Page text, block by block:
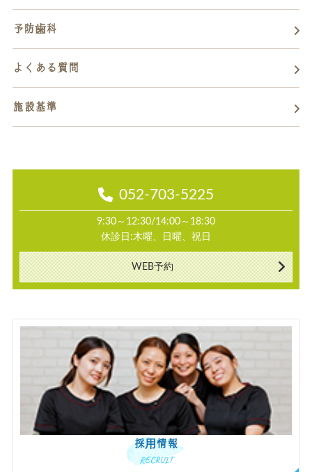
予防歯科
よくある質問
施設基準
052-703-5225
9:30～12:30/14:00～18:30
休診日:木曜、日曜、祝日
WEB予約
採用情報
RECRUIT